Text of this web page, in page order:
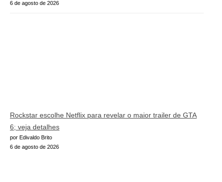
6 de agosto de 2026
Rockstar escolhe Netflix para revelar o maior trailer de GTA
6; veja detalhes
por Edivaldo Brito
6 de agosto de 2026